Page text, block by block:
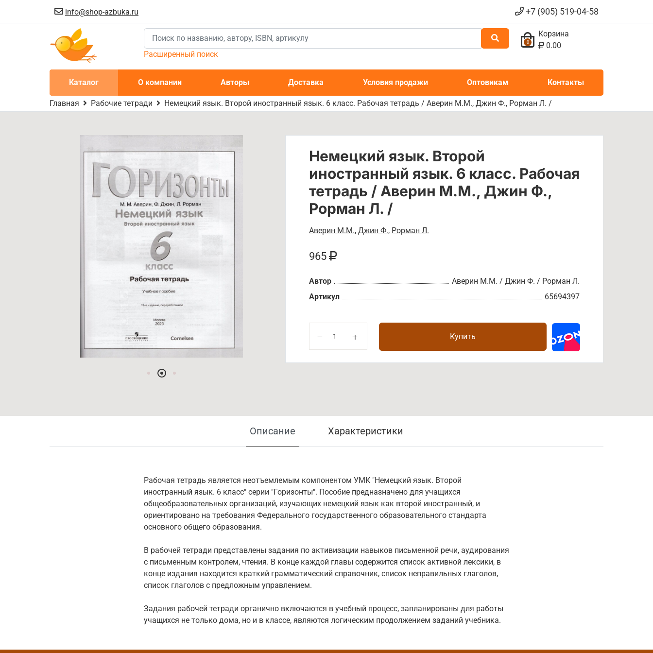
info@shop-azbuka.ru +7 (905) 519-04-58
Расширенный поиск
0
Корзина
0.00
Каталог О компании Авторы Доставка Условия продажи Оптовикам Контакты
Главная Рабочие тетради Немецкий язык. Второй иностранный язык. 6 класс. Рабочая тетрадь / Аверин М.М., Джин Ф., Рорман Л. /
Немецкий язык. Второй
иностранный язык. 6 класс. Рабочая
тетрадь / Аверин М.М., Джин Ф.,
Рорман Л. /
Аверин М.М., Джин Ф., Рорман Л.
965
Автор
Аверин М.М. / Джин Ф. / Рорман Л.
Артикул
65694397
Купить
Описание Характеристики
Рабочая тетрадь является неотъемлемым компонентом УМК "Немецкий язык. Второй
иностранный язык. 6 класс" серии "Горизонты". Пособие предназначено для учащихся
общеобразовательных организаций, изучающих немецкий язык как второй иностранный, и
ориентировано на требования Федерального государственного образовательного стандарта
основного общего образования.
В рабочей тетради представлены задания по активизации навыков письменной речи, аудирования
с письменным контролем, чтения. В конце каждой главы содержится список активной лексики, в
конце издания находится краткий грамматический справочник, список неправильных глаголов,
список глаголов с предложным управлением.
Задания рабочей тетради органично включаются в учебный процесс, запланированы для работы
учащихся не только дома, но и в классе, являются логическим продолжением заданий учебника.